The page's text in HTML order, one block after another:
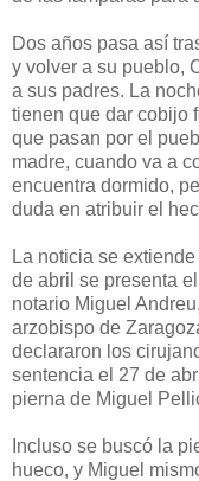
Dos años pasa así
y volver a su pueblo,
a sus padres. La
tienen que dar cobijo
que pasan por el
madre, cuando va a
encuentra dormido,
duda en atribuir el
La noticia se
de abril se presenta
notario Miguel
arzobispo de
declararon los
sentencia el 27 de
pierna de Miguel
Incluso se buscó la
hueco, y Miguel